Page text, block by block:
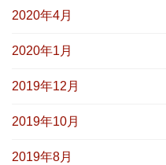
2020年4月
2020年1月
2019年12月
2019年10月
2019年8月